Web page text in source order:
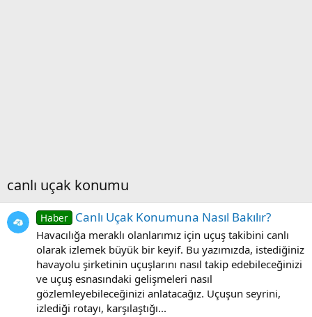
canlı uçak konumu
Haber Canlı Uçak Konumuna Nasıl Bakılır?
Havacılığa meraklı olanlarımız için uçuş takibini canlı
olarak izlemek büyük bir keyif. Bu yazımızda, istediğiniz
havayolu şirketinin uçuşlarını nasıl takip edebileceğinizi
ve uçuş esnasındaki gelişmeleri nasıl
gözlemleyebileceğinizi anlatacağız. Uçuşun seyrini,
izlediği rotayı, karşılaştığı...